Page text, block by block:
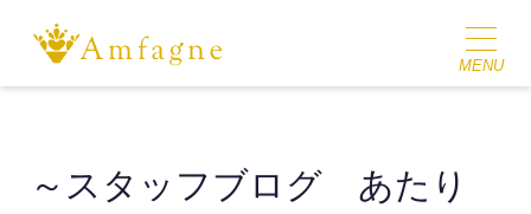
～スタッフブログ あたり